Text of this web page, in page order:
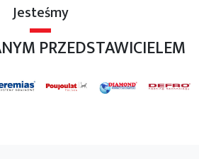
Jesteśmy
PRZEDSTAWICIELEM